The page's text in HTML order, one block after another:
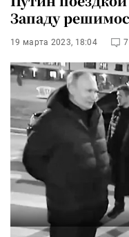
Западу
19 марта 2023, 18:04